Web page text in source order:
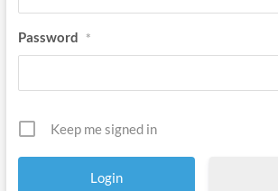
Password *
Keep me signed in